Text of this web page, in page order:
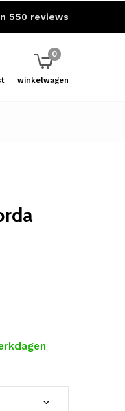
winkelwagen
0
550 reviews